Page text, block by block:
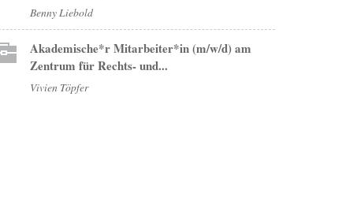
Benny Liebold
Akademische*r Mitarbeiter*in (m/w/d) am
Zentrum für Rechts- und...
Vivien Töpfer